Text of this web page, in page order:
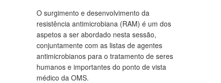
O surgimento e desenvolvimento da
resistência antimicrobiana (RAM) é um dos
aspetos a ser abordado nesta sessão,
conjuntamente com as listas de agentes
antimicrobianos para o tratamento de seres
humanos e importantes do ponto de vista
médico da OMS.